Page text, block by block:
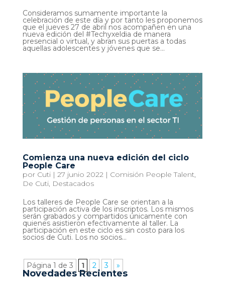
Consideramos sumamente importante la
celebración de este día y por tanto les proponemos
que el jueves 27 de abril nos acompañen en una
nueva edición del #Techyxeldia de manera
presencial o virtual, y abran sus puertas a todas
aquellas adolescentes y jóvenes que se...
Comienza una nueva edición del ciclo
People Care
por Cuti| 27 junio 2022| Comisión People Talent,
De Cuti, Destacados
Los talleres de People Care se orientan a la
participación activa de los inscriptos. Los mismos
serán grabados y compartidos únicamente con
quienes asistieron efectivamente al taller. La
participación en este ciclo es sin costo para los
socios de Cuti. Los no socios...
Página 1 de 3 1 2 3 »
Novedades Recientes